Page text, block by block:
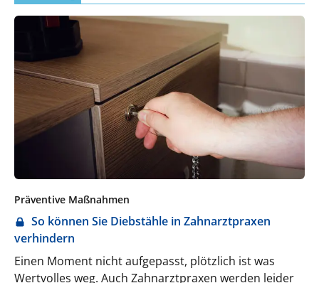
Präventive Maßnahmen
So können Sie Diebstähle in Zahnarztpraxen
verhindern
Einen Moment nicht aufgepasst, plötzlich ist was
Wertvolles weg. Auch Zahnarztpraxen werden leider